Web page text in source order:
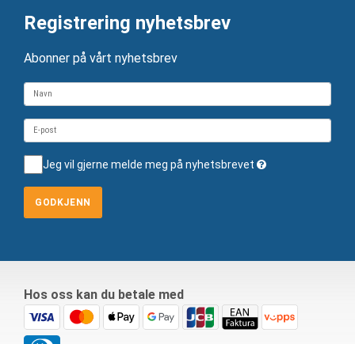
Registrering nyhetsbrev
Abonner på vårt nyhetsbrev
Jeg vil gjerne melde meg på nyhetsbrevet
GODKJENN
Hos oss kan du betale med